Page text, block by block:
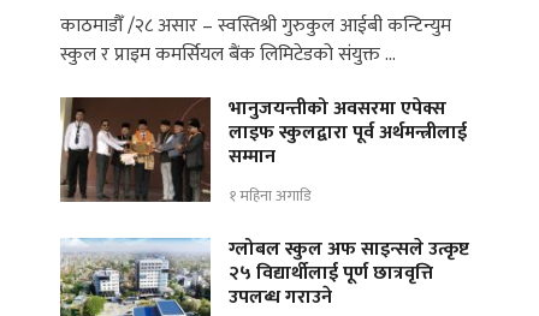
काठमाडौँ /२८ असार – स्वस्तिश्री गुरुकुल आईबी कन्टिन्युम
स्कुल र प्राइम कमर्सियल बैंक लिमिटेडको संयुक्त …
भानुजयन्तीको अवसरमा एपेक्स
लाइफ स्कुलद्वारा पूर्व अर्थमन्त्रीलाई
सम्मान
१ महिना अगाडि
ग्लोबल स्कुल अफ साइन्सले उत्कृष्ट
२५ विद्यार्थीलाई पूर्ण छात्रवृत्ति
उपलब्ध गराउने